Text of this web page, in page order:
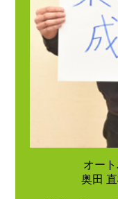
オー
奥田